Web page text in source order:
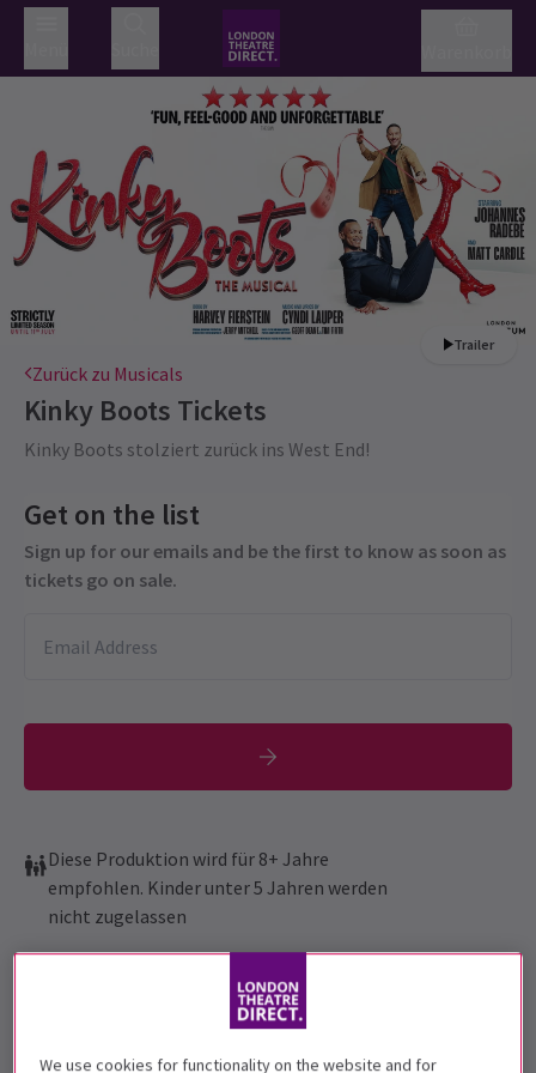
Trailer
Zurück zu Musicals
Kinky Boots Tickets
Kinky Boots stolziert zurück ins West End!
Get on the list
Sign up for our emails and be the first to know as soon as
tickets go on sale.
Diese Produktion wird für 8+ Jahre
empfohlen. Kinder unter 5 Jahren werden
nicht zugelassen
Vorstellungsdatum
We use cookies for functionality on the website and for